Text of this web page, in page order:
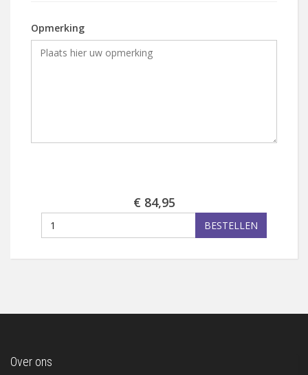
Opmerking
€ 84,95
BESTELLEN
Over ons